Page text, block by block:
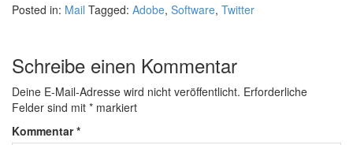
Posted in: Mail Tagged: Adobe, Software, Twitter
Schreibe einen Kommentar
Deine E-Mail-Adresse wird nicht veröffentlicht. Erforderliche
Felder sind mit * markiert
Kommentar*